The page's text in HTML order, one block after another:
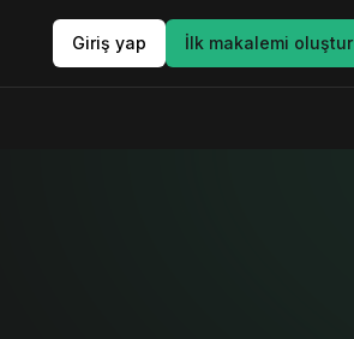
Giriş yap İlk makalemi oluştur